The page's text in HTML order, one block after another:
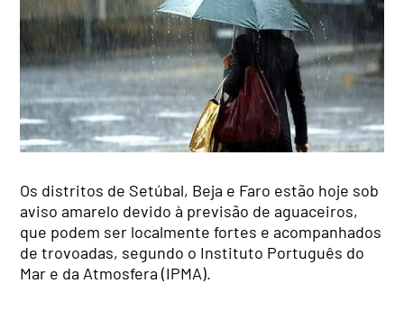
Os distritos de Setúbal, Beja e Faro estão hoje sob
aviso amarelo devido à previsão de aguaceiros,
que podem ser localmente fortes e acompanhados
de trovoadas, segundo o Instituto Português do
Mar e da Atmosfera (IPMA).